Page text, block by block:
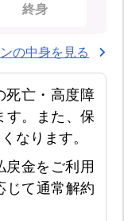
終身
の中身を見る
死亡・高度障
す。また、保
なります。
戻金をご利用
じて通常解約